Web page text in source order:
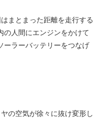
まとまった距離を走行する
の人間にエンジンをかけて
ーラーバッテリーをつなげ
の空気が徐々に抜け変形し